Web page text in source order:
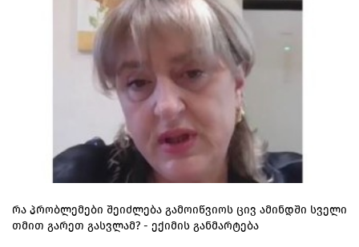
რა პრობლემები შეიძლება გამოიწვიოს ცივ ამინდში სველი
თმით გარეთ გასვლამ? - ექიმის განმარტება